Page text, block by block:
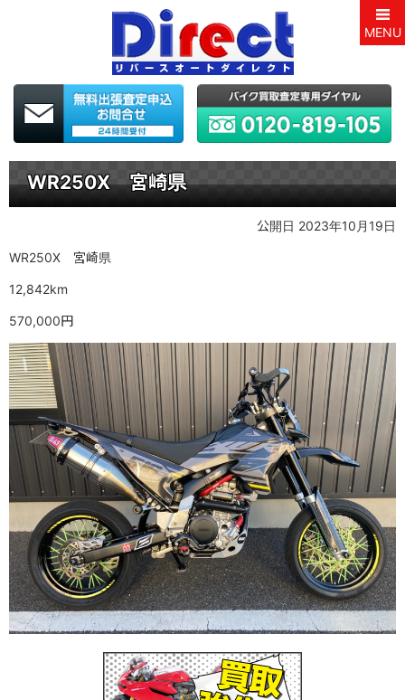
MENU
WR250X 宮崎県
公開日 2023年10月19日
WR250X 宮崎県
12,842km
570,000円